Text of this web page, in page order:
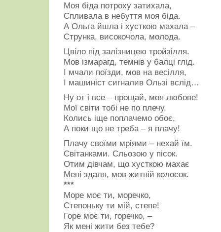
Моя біда потроху затихала,
Спливала в небуття моя біда.
А Ольга йшла і хусткою махала –
Струнка, високочола, молода.
Цвіло під залізницею тройзілля.
Мов ізмарагд, темнів у балці глід.
І мчали поїзди, мов на весілля,
І машиніст сигналив Ользі вслід…
Ну от і все – прощай, моя любове!
Мої світи тобі не по плечу.
Колись іще поплачемо обоє,
А поки що не треба – я плачу!
Плачу своїми мріями – нехай їм.
Світанками. Сльозою у пісок.
Отим дівчам, що хусткою махає
Мені здаля, мов житній колосок.
***
Море моє ти, моречко,
Степоньку ти мій, степе!
Горе моє ти, горечко, –
Як мені жити без тебе?